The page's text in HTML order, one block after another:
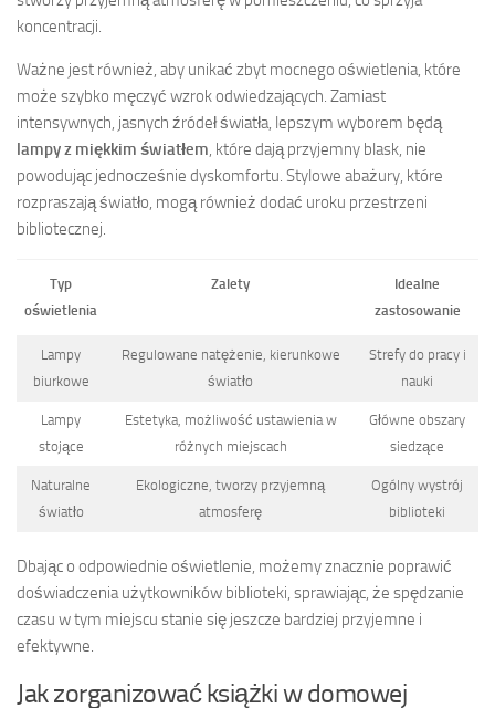
koncentracji.
Ważne jest również, aby unikać zbyt mocnego oświetlenia, które
może szybko męczyć wzrok odwiedzających. Zamiast
intensywnych, jasnych źródeł światła, lepszym wyborem będą
lampy z miękkim światłem, które dają przyjemny blask, nie
powodując jednocześnie dyskomfortu. Stylowe abażury, które
rozpraszają światło, mogą również dodać uroku przestrzeni
bibliotecznej.
Typ
oświetlenia
Zalety
Idealne
zastosowanie
Lampy
biurkowe
Regulowane natężenie, kierunkowe
światło
Strefy do pracy i
nauki
Lampy
stojące
Estetyka, możliwość ustawienia w
różnych miejscach
Główne obszary
siedzące
Naturalne
światło
Ekologiczne, tworzy przyjemną
atmosferę
Ogólny wystrój
biblioteki
Dbając o odpowiednie oświetlenie, możemy znacznie poprawić
doświadczenia użytkowników biblioteki, sprawiając, że spędzanie
czasu w tym miejscu stanie się jeszcze bardziej przyjemne i
efektywne.
Jak zorganizować książki w domowej